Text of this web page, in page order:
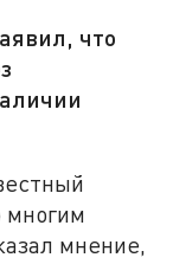
что
многим
мнение,